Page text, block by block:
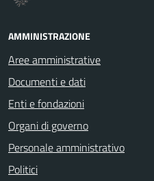
AMMINISTRAZIONE
Aree amministrative
Documenti e dati
Enti e fondazioni
Organi di governo
Personale amministrativo
Politici